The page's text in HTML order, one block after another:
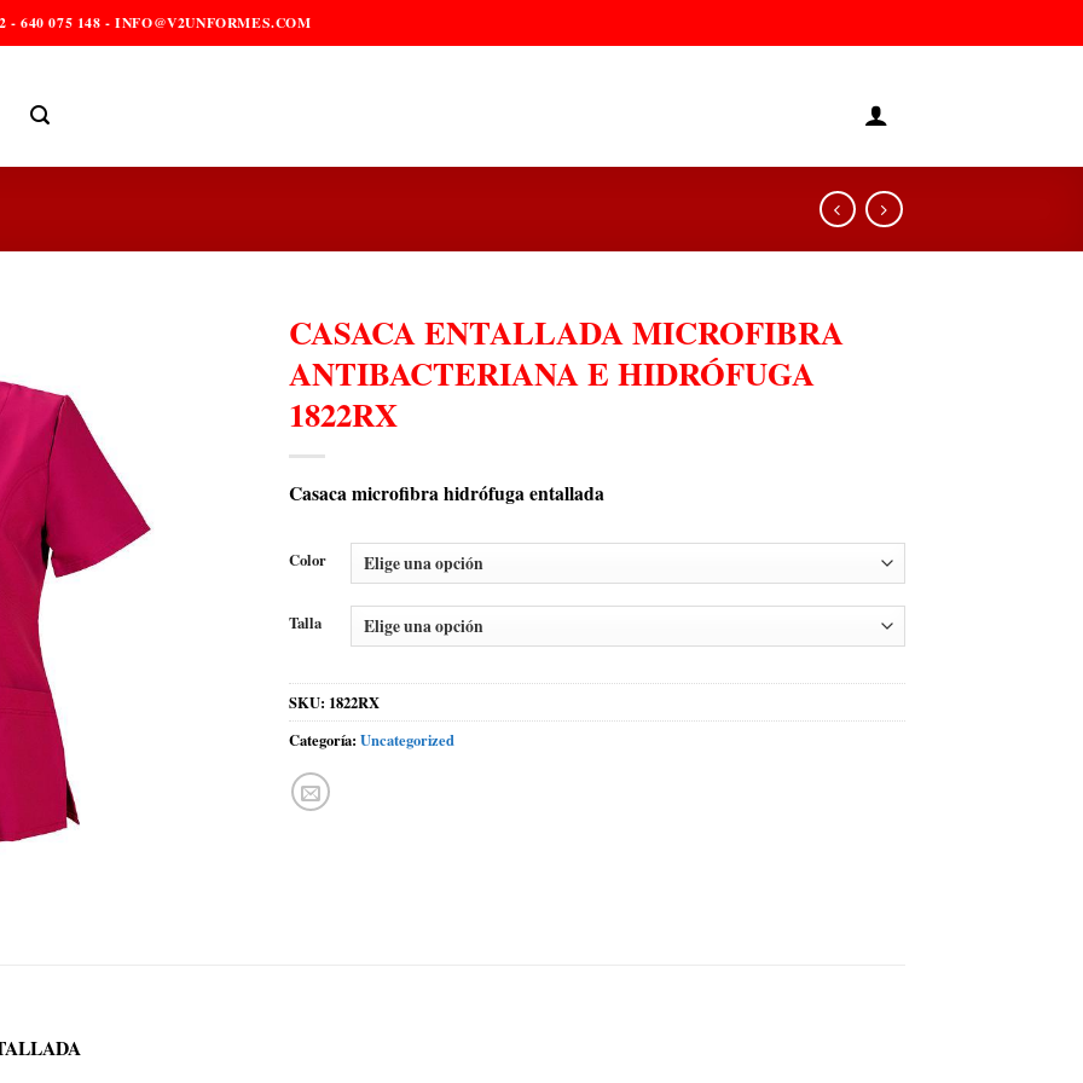
640 075 148 - INFO@V2UNFORMES.COM
CASACA ENTALLADA MICROFIBRA
ANTIBACTERIANA E HIDRÓFUGA
1822RX
Casaca microfibra hidrófuga entallada
Color
Talla
SKU: 1822RX
Categoría: Uncategorized